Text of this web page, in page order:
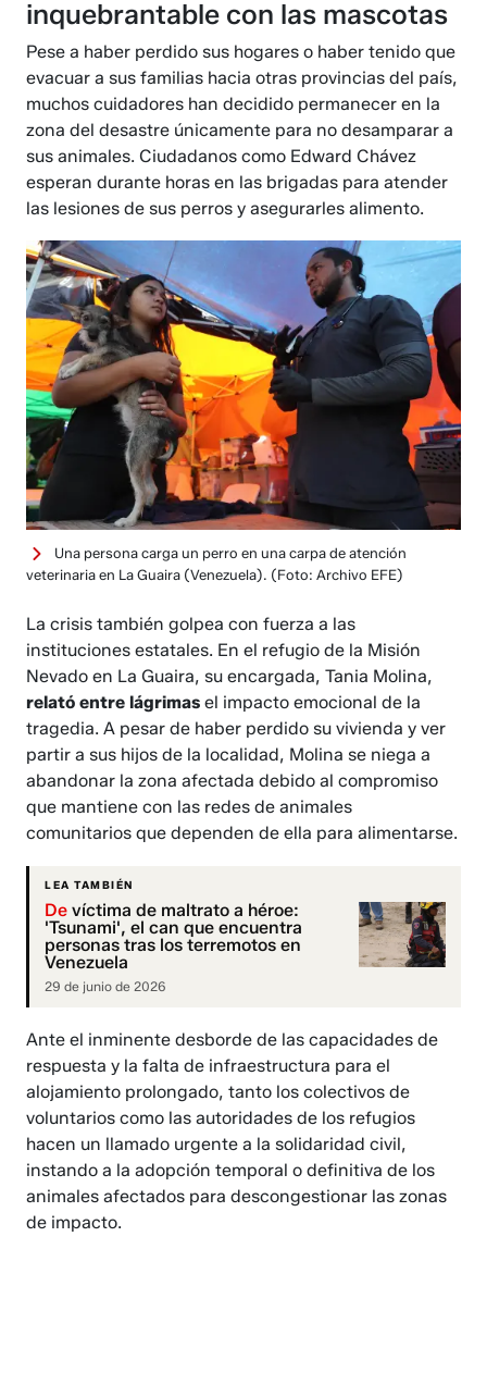
inquebrantable con las mascotas
Pese a haber perdido sus hogares o haber tenido que
evacuar a sus familias hacia otras provincias del país,
muchos cuidadores han decidido permanecer en la
zona del desastre únicamente para no desamparar a
sus animales. Ciudadanos como Edward Chávez
esperan durante horas en las brigadas para atender
las lesiones de sus perros y asegurarles alimento.
Una persona carga un perro en una carpa de atención
veterinaria en La Guaira (Venezuela). (Foto: Archivo EFE)
La crisis también golpea con fuerza a las
instituciones estatales. En el refugio de la Misión
Nevado en La Guaira, su encargada, Tania Molina,
relató entre lágrimas el impacto emocional de la
tragedia. A pesar de haber perdido su vivienda y ver
partir a sus hijos de la localidad, Molina se niega a
abandonar la zona afectada debido al compromiso
que mantiene con las redes de animales
comunitarios que dependen de ella para alimentarse.
LEA TAMBIÉN
De víctima de maltrato a héroe:
'Tsunami', el can que encuentra
personas tras los terremotos en
Venezuela
29 de junio de 2026
Ante el inminente desborde de las capacidades de
respuesta y la falta de infraestructura para el
alojamiento prolongado, tanto los colectivos de
voluntarios como las autoridades de los refugios
hacen un llamado urgente a la solidaridad civil,
instando a la adopción temporal o definitiva de los
animales afectados para descongestionar las zonas
de impacto.